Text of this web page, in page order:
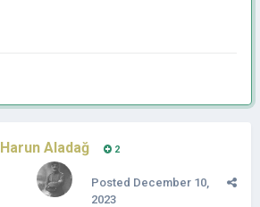
Harun Aladağ 2
Posted December 10,
2023